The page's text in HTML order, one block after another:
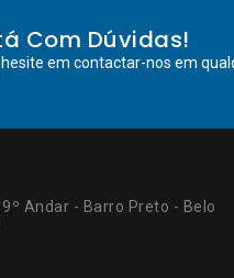
Com Dúvidas!
hesite em contactar-nos em
Andar - Barro Preto - Belo